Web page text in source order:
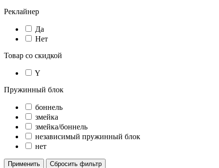
Реклайнер
Да
Нет
Товар со скидкой
Y
Пружинный блок
боннель
змейка
змейка/боннель
независимый пружинный блок
нет
Применить Сбросить фильтр